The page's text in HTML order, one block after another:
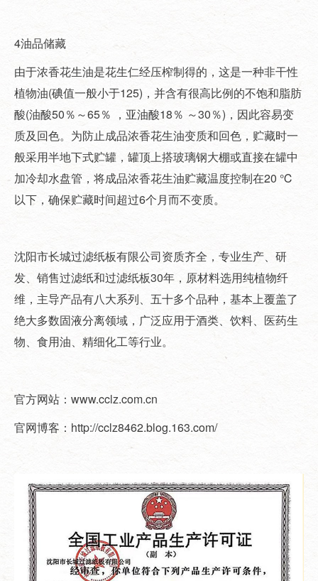
4油品储藏
由于浓香花生油是花生仁经压榨制得的，这是一种非干性
植物油(碘值一般小于125)，并含有很高比例的不饱和脂肪
酸(油酸50％～65％ ，亚油酸18％ ～30％)，因此容易变
质及回色。为防止成品浓香花生油变质和回色，贮藏时一
般采用半地下式贮罐，罐顶上搭玻璃钢大棚或直接在罐中
加冷却水盘管，将成品浓香花生油贮藏温度控制在20 ℃
以下，确保贮藏时间超过6个月而不变质。
沈阳市长城过滤纸板有限公司资质齐全，专业生产、研
发、销售过滤纸和过滤纸板30年，原材料选用纯植物纤
维，主导产品有八大系列、五十多个品种，基本上覆盖了
绝大多数固液分离领域，广泛应用于酒类、饮料、医药生
物、食用油、精细化工等行业。
官方网站：www.cclz.com.cn
官网博客：http://cclz8462.blog.163.com/